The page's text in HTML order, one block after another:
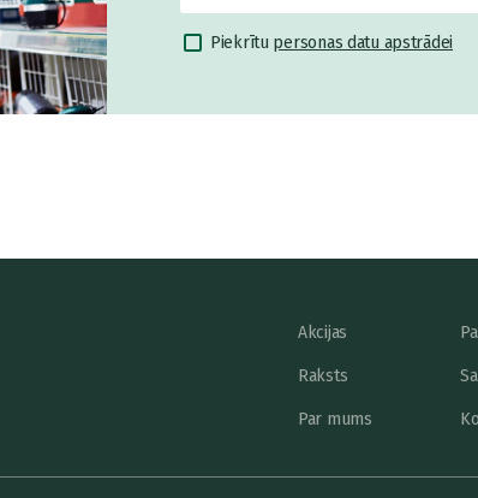
Piekrītu personas datu apstrādei
Akcijas
Raksts
Par mums